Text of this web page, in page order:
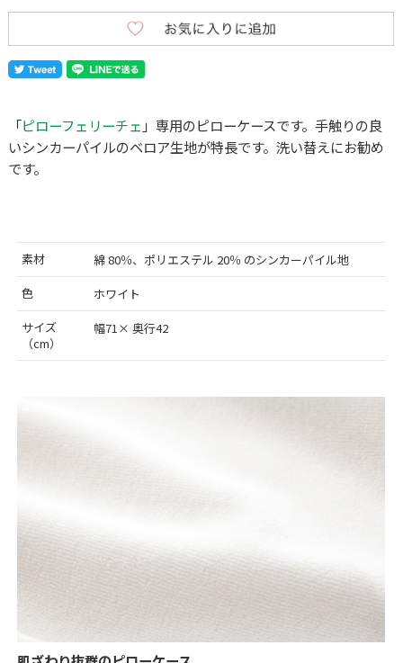
「ピローフェリーチェ 」専用のピローケースです。手触りの良
いシンカーパイルのベロア生地が特長です。洗い替えにお勧め
です。
素材
綿 80％、ポリエステル 20％ のシンカーパイル地
色
ホワイト
サイズ
（cm）
幅71× 奥行42